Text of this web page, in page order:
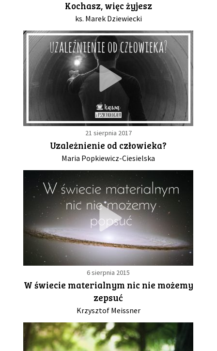
DRUŻYNA
WESPRZYJ NAS
PARTNERZY
NEWSLETTER
DLA MEDIÓW
KONTAKT
Kochasz, więc żyjesz
ks. Marek Dziewiecki
21 sierpnia 2017
Uzależnienie od człowieka?
Maria Popkiewicz-Ciesielska
6 sierpnia 2015
W świecie materialnym nic nie możemy
zepsuć
Krzysztof Meissner